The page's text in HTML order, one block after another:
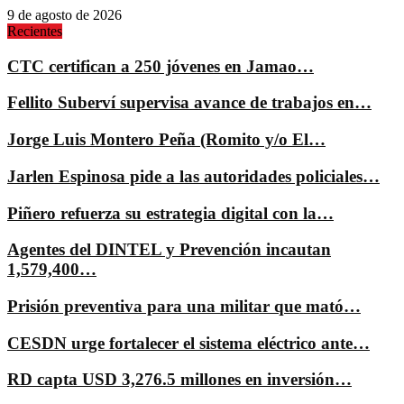
9 de agosto de 2026
Recientes
CTC certifican a 250 jóvenes en Jamao…
Fellito Suberví supervisa avance de trabajos en…
Jorge Luis Montero Peña (Romito y/o El…
Jarlen Espinosa pide a las autoridades policiales…
Piñero refuerza su estrategia digital con la…
Agentes del DINTEL y Prevención incautan
1,579,400…
Prisión preventiva para una militar que mató…
CESDN urge fortalecer el sistema eléctrico ante…
RD capta USD 3,276.5 millones en inversión…